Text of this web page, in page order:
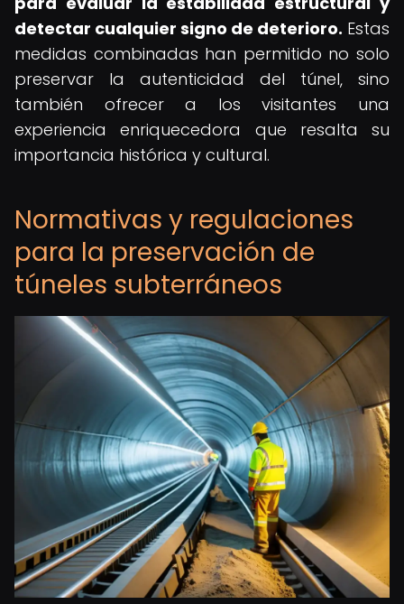
detectar cualquier signo de deterioro. Estas
medidas combinadas han permitido no solo
preservar la autenticidad del túnel, sino
también ofrecer a los visitantes una
experiencia enriquecedora que resalta su
importancia histórica y cultural.
Normativas y regulaciones
para la preservación de
túneles subterráneos